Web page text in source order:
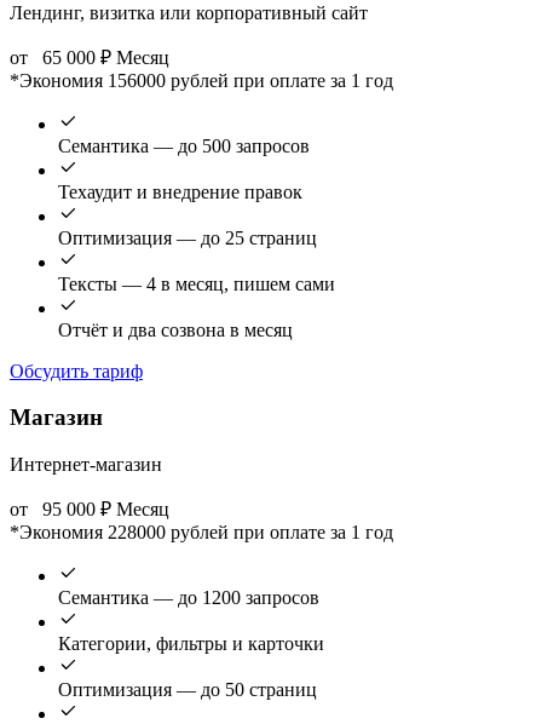
Лендинг, визитка или корпоративный сайт
от 65 000 ₽ Месяц
*Экономия 156000 рублей при оплате за 1 год
Семантика — до 500 запросов
Техаудит и внедрение правок
Оптимизация — до 25 страниц
Тексты — 4 в месяц, пишем сами
Отчёт и два созвона в месяц
Обсудить тариф
Магазин
Интернет-магазин
от 95 000 ₽ Месяц
*Экономия 228000 рублей при оплате за 1 год
Семантика — до 1200 запросов
Категории, фильтры и карточки
Оптимизация — до 50 страниц